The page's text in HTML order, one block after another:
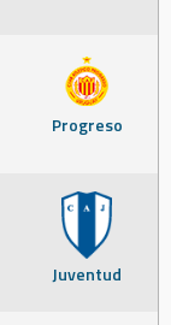
Progreso
Juventud